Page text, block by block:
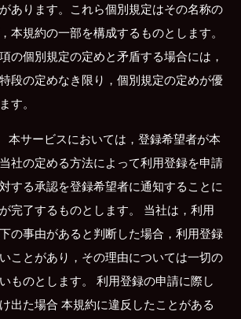
あります。これら個別規定はその名称の
本規約の一部を構成するものとします。
の個別規定の定めと矛盾する場合には，
段の定めなき限り，個別規定の定めが優
す。
本サービスにおいては，登録希望者が本
社の定める方法によって利用登録を申請
する承認を登録希望者に通知することに
完了するものとします。 当社は，利用
の事由があると判断した場合，利用登録
ことがあり，その理由については一切の
ものとします。 利用登録の申請に際し
出た場合 本規約に違反したことがある